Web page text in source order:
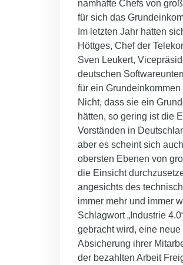
namhafte Chefs von
für sich das
Im letzten Jahr hatten
Höttges, Chef der
Sven Leukert,
deutschen
für ein
Nicht, dass sie ein
hätten, so gering ist die
Vorständen in
aber es scheint sich
obersten Ebenen von
die Einsicht
angesichts des
immer mehr und immer
Schlagwort „Industrie
gebracht wird, eine
Absicherung ihrer
der bezahlten Arbeit